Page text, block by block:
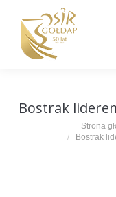
Bostrak
Strona
Bostrak